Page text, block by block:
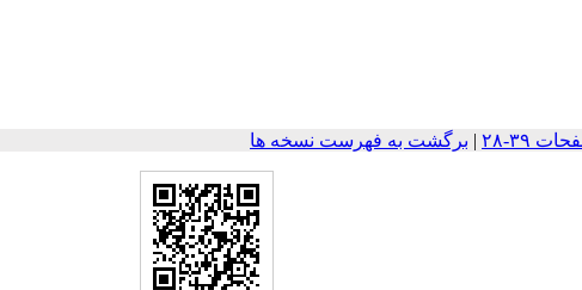
| برگشت به فهرست نسخه ها